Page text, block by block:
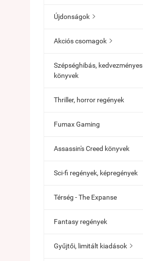
Újdonságok 
Akciós csomagok 
Szépséghibás, kedvezményes
könyvek
Thriller, horror regények
Fumax Gaming
Assassin's Creed könyvek
Sci-fi regények, képregények
Térség - The Expanse
Fantasy regények
Gyűjtői, limitált kiadások 